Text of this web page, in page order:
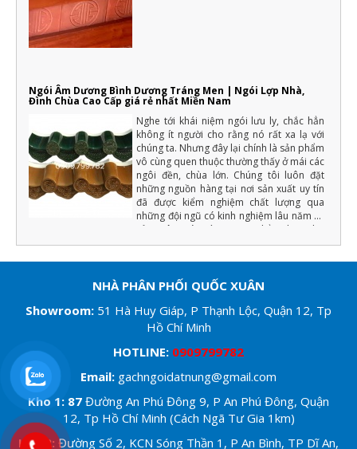
Ngói Âm Dương Bình Dương Tráng Men | Ngói Lợp Nhà,
Đình Chùa Cao Cấp giá rẻ nhất Miền Nam
Nghe tới khái niệm ngói lưu ly, chắc hẳn
không ít người cho rằng nó rất xa lạ với
chúng ta. Nhưng đây lại chính là sản phẩm
vô cùng quen thuộc thường thấy ở mái các
ngôi đền, chùa lớn. Chúng tôi luôn đặt
những nguồn hàng tại nơi sản xuất uy tín
đã được kiểm nghiệm chất lượng qua
những đội ngũ có kinh nghiệm lâu năm về
sản xuât ngói tráng men (Chẳng hạn như
màu men phải đồng đều, chất lượng cốt
tố trên chúng tôi mới xuất hàng.
NHÀ PHÂN PHỐI QUỐC XUÂN
Showroom: 51 Hà Huy Giáp, P Thạnh Lộc, Quận 12, Tp
Hồ Chí Minh
HOTLINE: 0909799782
Email: gachngoidatnung@gmail.com
Kho 1: 87 Đường An Phú Đông 9, P An Phú Đông, Quận
12, Tp Hồ Chí Minh (Cách Ngã Tư Gia 1km)
Kho 2: Đường Số 2, KCN Sóng Thần 1, P An Bình, TP Dĩ An,